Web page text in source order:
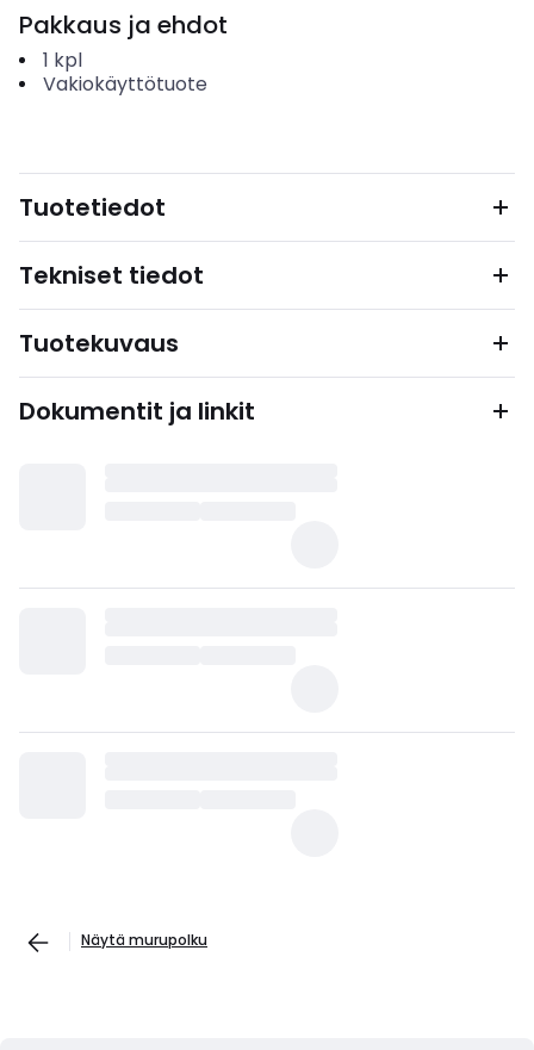
Pakkaus ja ehdot
1 kpl
Vakiokäyttötuote
Tuotetiedot
Tekniset tiedot
Tuotekuvaus
Dokumentit ja linkit
Näytä murupolku